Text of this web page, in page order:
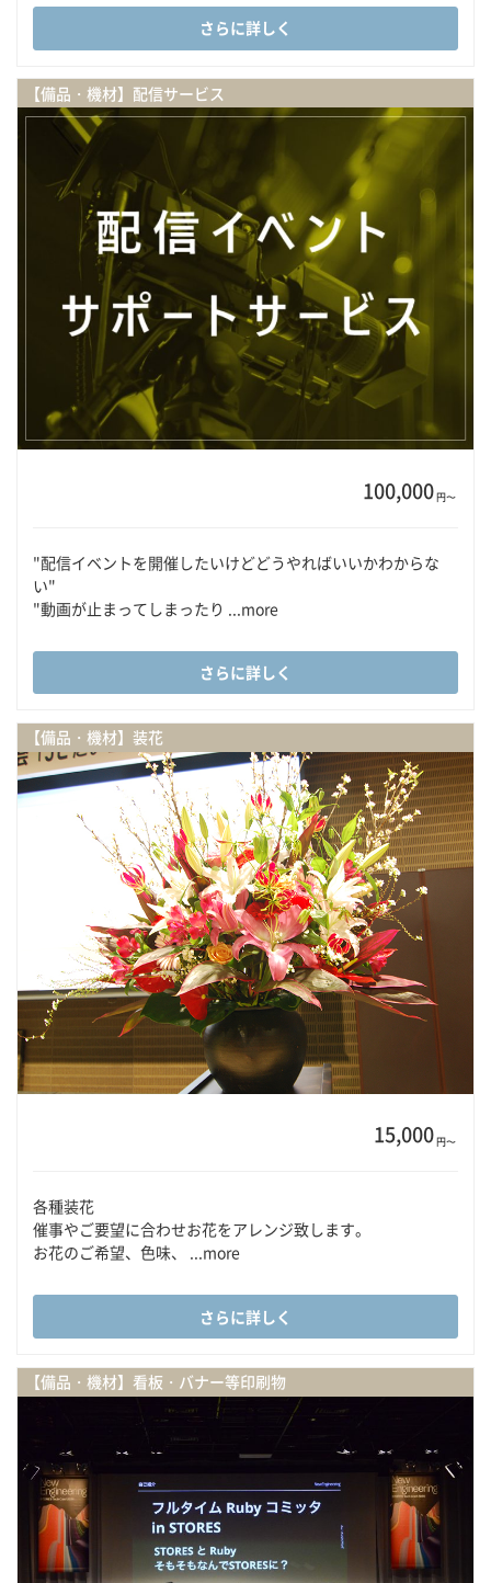
さらに詳しく
【備品・機材】配信サービス
100,000円〜
"配信イベントを開催したいけどどうやればいいかわからな
い"
"動画が止まってしまったり ...more
さらに詳しく
【備品・機材】装花
15,000円〜
各種装花
催事やご要望に合わせお花をアレンジ致します。
お花のご希望、色味、 ...more
さらに詳しく
【備品・機材】看板・バナー等印刷物